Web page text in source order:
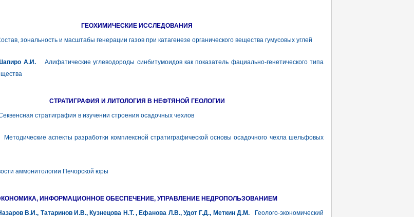
ГЕОХИМИЧЕСКИЕ ИССЛЕДОВАНИЯ
зональность и масштабы генерации газов при катагенезе органического вещества гумусовых углей
А.И.
Алифатические углеводороды синбитумоидов как показатель фациально-генетического типа
СТРАТИГРАФИЯ И ЛИТОЛОГИЯ В НЕФТЯНОЙ ГЕОЛОГИИ
стратиграфия в изучении строения осадочных чехлов
аспекты разработки комплексной стратиграфической основы осадочного чехла шельфовых
аммонитологии Печорской юры
ИНФОРМАЦИОННОЕ ОБЕСПЕЧЕНИЕ, УПРАВЛЕНИЕ НЕДРОПОЛЬЗОВАНИЕМ
В.И., Татаринов И.В., Кузнецова Н.Т. , Ефанова Л.В., Удот Г.Д., Меткин Д.М. Геолого-экономический